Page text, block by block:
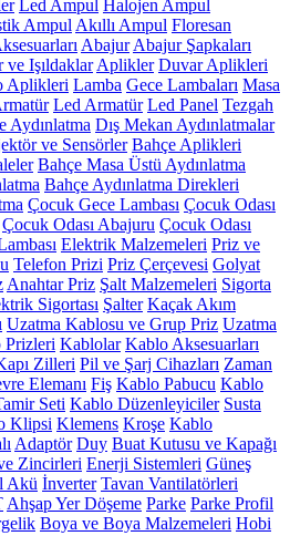
Led Ampul Halojen Ampul
Ampul Akıllı Ampul Floresan
Abajur Abajur Şapkaları
ve Işıldaklar Aplikler Duvar Aplikleri
Aplikleri Lamba Gece Lambaları Masa
Led Armatür Led Panel Tezgah
Aydınlatma Dış Mekan Aydınlatmalar
ve Sensörler Bahçe Aplikleri
Bahçe Masa Üstü Aydınlatma
Bahçe Aydınlatma Direkleri
Çocuk Gece Lambası Çocuk Odası
Çocuk Odası Abajuru Çocuk Odası
Elektrik Malzemeleri Priz ve
Telefon Prizi Priz Çerçevesi Golyat
Anahtar Priz Şalt Malzemeleri Sigorta
Sigortası Şalter Kaçak Akım
Uzatma Kablosu ve Grup Priz Uzatma
Prizleri Kablolar Kablo Aksesuarları
Zilleri Pil ve Şarj Cihazları Zaman
Elemanı Fiş Kablo Pabucu Kablo
Seti Kablo Düzenleyiciler Susta
Klipsi Klemens Kroşe Kablo
Adaptör Duy Buat Kutusu ve Kapağı
Zincirleri Enerji Sistemleri Güneş
Akü İnverter Tavan Vantilatörleri
Ahşap Yer Döşeme Parke Parke Profil
Boya ve Boya Malzemeleri Hobi